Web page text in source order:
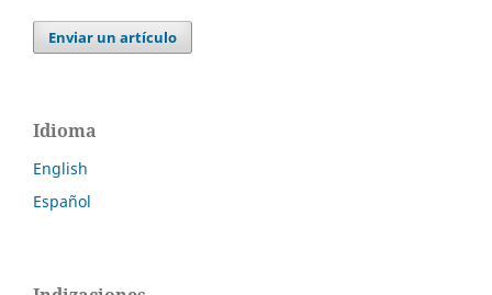
Enviar un artículo
Idioma
English
Español